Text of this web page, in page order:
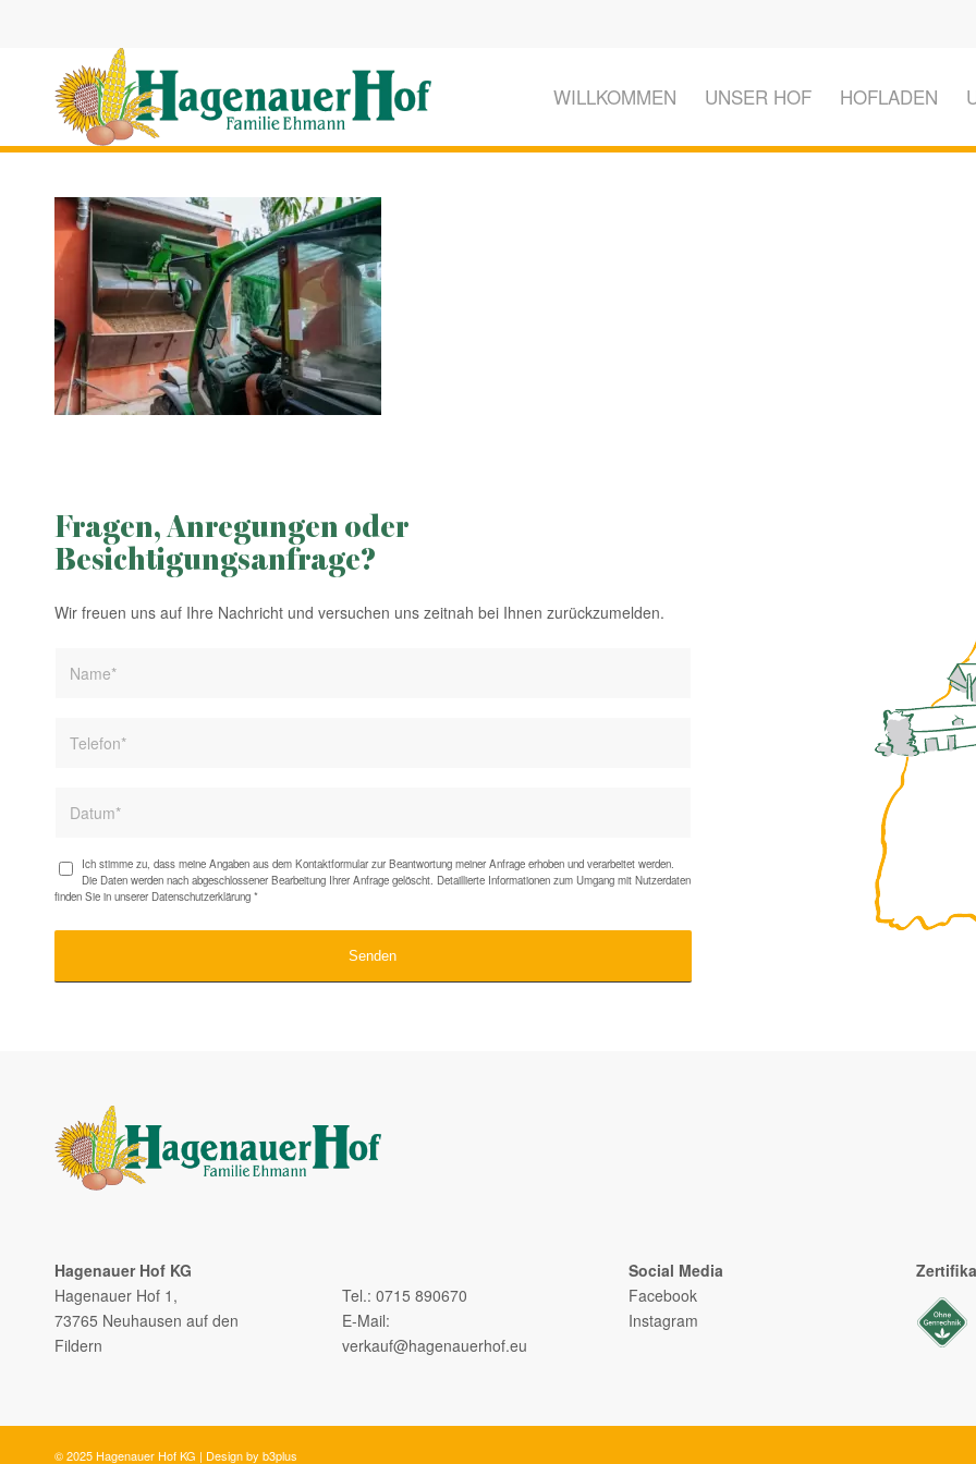
WILLKOMMEN UNSER HOF HOFLADEN
Fragen, Anregungen oder
Besichtigungsanfrage?
Wir freuen uns auf Ihre Nachricht und versuchen uns zeitnah bei Ihnen zurückzumelden.
Ich stimme zu, dass meine Angaben aus dem Kontaktformular zur Beantwortung meiner Anfrage erhoben und verarbeitet werden.
Die Daten werden nach abgeschlossener Bearbeitung Ihrer Anfrage gelöscht. Detaillierte Informationen zum Umgang mit Nutzerdaten
finden Sie in unserer Datenschutzerklärung *
Hagenauer Hof KG
Hagenauer Hof 1,
73765 Neuhausen auf den
Fildern
Tel.: 0715 890670
E-Mail:
verkauf@hagenauerhof.eu
Social Media
Facebook
Instagram
© 2025 Hagenauer Hof KG | Design by b3plus